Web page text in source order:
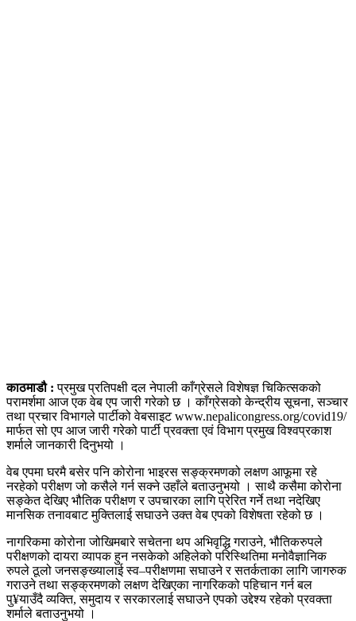
काठमाडौ: प्रमुख प्रतिपक्षी दल नेपाली काँग्रेसले विशेषज्ञ चिकित्सकको
परामर्शमा आज एक वेब एप जारी गरेको छ । काँग्रेसको केन्द्रीय सूचना, सञ्चार
तथा प्रचार विभागले पार्टीको वेबसाइट www.nepalicongress.org/covid19/
मार्फत सो एप आज जारी गरेको पार्टी प्रवक्ता एवं विभाग प्रमुख विश्वप्रकाश
शर्माले जानकारी दिनुभयो ।
वेब एपमा घरमै बसेर पनि कोरोना भाइरस सङ्क्रमणको लक्षण आफूमा रहे
नरहेको परीक्षण जो कसैले गर्न सक्ने उहाँले बताउनुभयो । साथै कसैमा कोरोना
सङ्केत देखिए भौतिक परीक्षण र उपचारका लागि प्रेरित गर्ने तथा नदेखिए
मानसिक तनावबाट मुक्तिलाई सघाउने उक्त वेब एपको विशेषता रहेको छ ।
नागरिकमा कोरोना जोखिमबारे सचेतना थप अभिवृद्धि गराउने, भौतिकरुपले
परीक्षणको दायरा व्यापक हुन नसकेको अहिलेको परिस्थितिमा मनोवैज्ञानिक
रुपले ठूलो जनसङ्ख्यालाई स्व–परीक्षणमा सघाउने र सतर्कताका लागि जागरुक
गराउने तथा सङ्क्रमणको लक्षण देखिएका नागरिकको पहिचान गर्न बल
पु¥याउँदै व्यक्ति, समुदाय र सरकारलाई सघाउने एपको उद्देश्य रहेको प्रवक्ता
शर्माले बताउनुभयो ।